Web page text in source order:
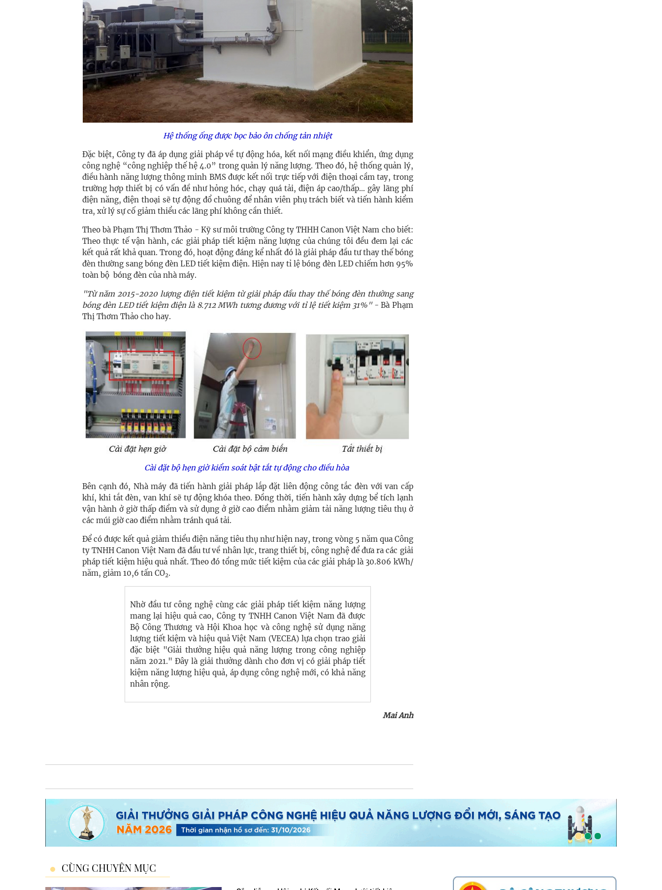
Hệ thống ống được bọc bảo ôn chống tản nhiệt
Đặc biệt, Công ty đã áp dụng giải pháp về tự động hóa, kết nối mạng điều khiển, ứng dụng
công nghệ “công nghiệp thế hệ 4.0” trong quản lý năng lượng. Theo đó, hệ thống quản lý,
điều hành năng lượng thông minh BMS được kết nối trực tiếp với điện thoại cầm tay, trong
trường hợp thiết bị có vấn đề như hỏng hóc, chạy quá tải, điện áp cao/thấp… gây lãng phí
điện năng, điện thoại sẽ tự động đổ chuông để nhân viên phụ trách biết và tiến hành kiểm
tra, xử lý sự cố giảm thiểu các lãng phí không cần thiết.
Theo bà Phạm Thị Thơm Thảo - Kỹ sư môi trường Công ty THHH Canon Việt Nam cho biết:
Theo thực tế vận hành, các giải pháp tiết kiệm năng lượng của chúng tôi đều đem lại các
kết quả rất khả quan. Trong đó, hoạt động đáng kể nhất đó là giải pháp đầu tư thay thế bóng
đèn thường sang bóng đèn LED tiết kiệm điện. Hiện nay tỉ lệ bóng đèn LED chiếm hơn 95%
toàn bộ bóng đèn của nhà máy.
"Từ năm 2015-2020 lượng điện tiết kiệm từ giải pháp đầu thay thế bóng đèn thường sang
bóng đèn LED tiết kiệm điện là 8.712 MWh tương đương với tỉ lệ tiết kiệm 31%"- Bà Phạm
Thị Thơm Thảo cho hay.
Cài đặt bộ hẹn giờ kiểm soát bật tắt tự động cho điều hòa
Bên cạnh đó, Nhà máy đã tiến hành giải pháp lắp đặt liên động công tắc đèn với van cấp
khí, khi tắt đèn, van khí sẽ tự động khóa theo.Đồng thời, tiến hành xây dựng bể tích lạnh
vận hành ở giờ thấp điểm và sử dụng ở giờ cao điểm nhằm giảm tải năng lượng tiêu thụ ở
các múi giờ cao điểm nhằm tránh quá tải.
Để có được kết quả giảm thiểu điện năng tiêu thụ như hiện nay, trong vòng 5 năm qua Công
ty TNHH Canon Việt Nam đã đầu tư về nhân lực, trang thiết bị, công nghệ để đưa ra các giải
pháp tiết kiệm hiệu quả nhất. Theo đó tổng mức tiết kiệm của các giải pháp là 30.806 kWh/
năm, giảm 10,6 tấn CO2.
Nhờ đầu tư công nghệ cùng các giải pháp tiết kiệm năng lượng
mang lại hiệu quả cao,Công ty TNHH Canon Việt Namđã được
Bộ Công Thương và Hội Khoa học và công nghệ sử dụng năng
lượng tiết kiệm và hiệu quả Việt Nam (VECEA) lựa chọn trao giải
đặc biệt "Giải thưởng hiệu quả năng lượng trong công nghiệp
năm 2021." Đây là giải thưởng dành cho đơn vị có giải pháp tiết
kiệm năng lượng hiệu quả, áp dụng công nghệ mới, có khả năng
nhân rộng.
Mai Anh
CÙNG CHUYÊN MỤC